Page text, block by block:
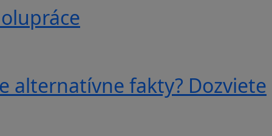
alternatívne fakty? Dozviete